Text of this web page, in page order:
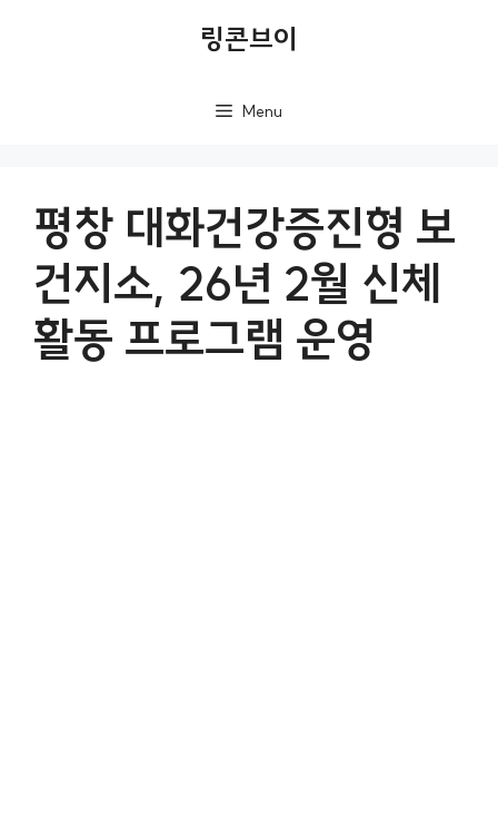
링콘브이
Menu
평창 대화건강증진형 보
건지소, 26년 2월 신체
활동 프로그램 운영